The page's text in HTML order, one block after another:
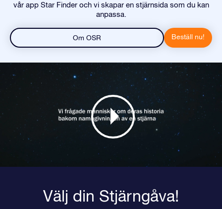
vår app Star Finder och vi skapar en stjärnsida som du kan
anpassa.
Om OSR Beställ nu!
Välj din Stjärngåva!